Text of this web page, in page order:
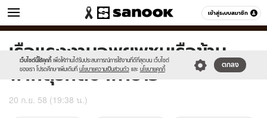
เข้าสู่ระบบสมาชิก
ข่าว หมวดอื่นๆ
เว็บไซต์นี้ใช้คุกกี้ เพื่อให้ท่านได้รับประสบการณ์การใช้งานที่ดีที่สุดบน เว็บไซต์
ของเรา โปรดศึกษาเพิ่มเติมที่ นโยบายความเป็นส่วนตัว และ นโยบายคุกกี้
ตกลง
Sanook
//s.isanook.com/sr/0/images/logo-
new-
sanook.png
600
60
เรือแรงงานอพยพชนเรือข้าม
ฟากตุรกีดับ4หาย13
20 ก.ย. 58 (19:38 น.)